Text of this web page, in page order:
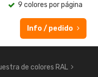
9 colores por página
Info / pedido
de colores RAL